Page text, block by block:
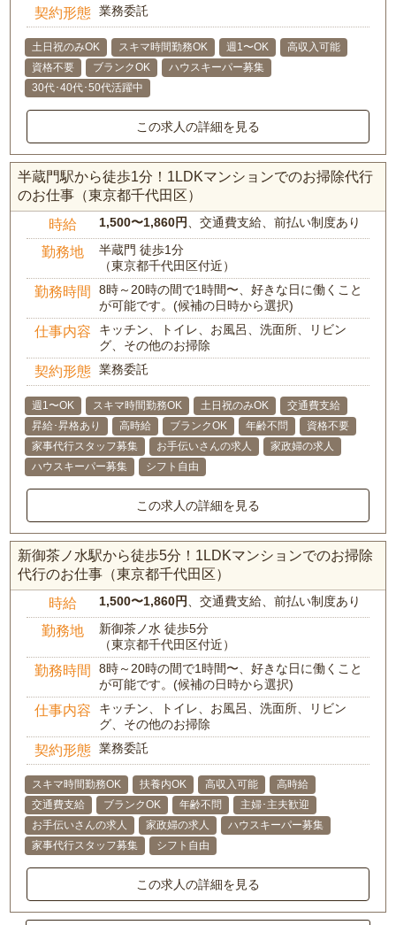
契約形態 業務委託
土日祝のみOK スキマ時間勤務OK 週1〜OK
高収入可能
資格不要
ブランクOK
ハウスキーパー募集
30代･40代･50代活躍中
この求人の詳細を見る
半蔵門駅から徒歩1分！1LDKマンションでのお掃除代行
のお仕事（東京都千代田区）
時給 1,500〜1,860円 、交通費支給、前払い制度あり
勤務地
半蔵門 徒歩1分
（東京都千代田区付近）
勤務時間
8時～20時の間で1時間〜、好きな日に働くこと
が可能です。(候補の日時から選択)
仕事内容
キッチン、トイレ、お風呂、洗面所、リビン
グ、その他のお掃除
契約形態 業務委託
週1〜OK スキマ時間勤務OK 土日祝のみOK
交通費支給
昇給･昇格あり
高時給 ブランクOK 年齢不問
資格不要
家事代行スタッフ募集
お手伝いさんの求人
家政婦の求人
ハウスキーパー募集
シフト自由
この求人の詳細を見る
新御茶ノ水駅から徒歩5分！1LDKマンションでのお掃除
代行のお仕事（東京都千代田区）
時給 1,500〜1,860円 、交通費支給、前払い制度あり
勤務地
新御茶ノ水 徒歩5分
（東京都千代田区付近）
勤務時間
8時～20時の間で1時間〜、好きな日に働くこと
が可能です。(候補の日時から選択)
仕事内容
キッチン、トイレ、お風呂、洗面所、リビン
グ、その他のお掃除
契約形態 業務委託
スキマ時間勤務OK 扶養内OK 高収入可能
高時給
交通費支給
ブランクOK 年齢不問
主婦･主夫歓迎
お手伝いさんの求人
家政婦の求人
ハウスキーパー募集
家事代行スタッフ募集
シフト自由
この求人の詳細を見る